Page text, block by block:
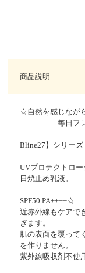
商品説明
☆自然を感じなが
毎日フレッシ
さわやか
Bline27】シリーズ
UVプロテクトロ
日焼止め乳液。
SPF50 PA++++☆
近赤外線もケアで
ぎます。
肌の表面を覆って
を作りません。
紫外線吸収剤不使